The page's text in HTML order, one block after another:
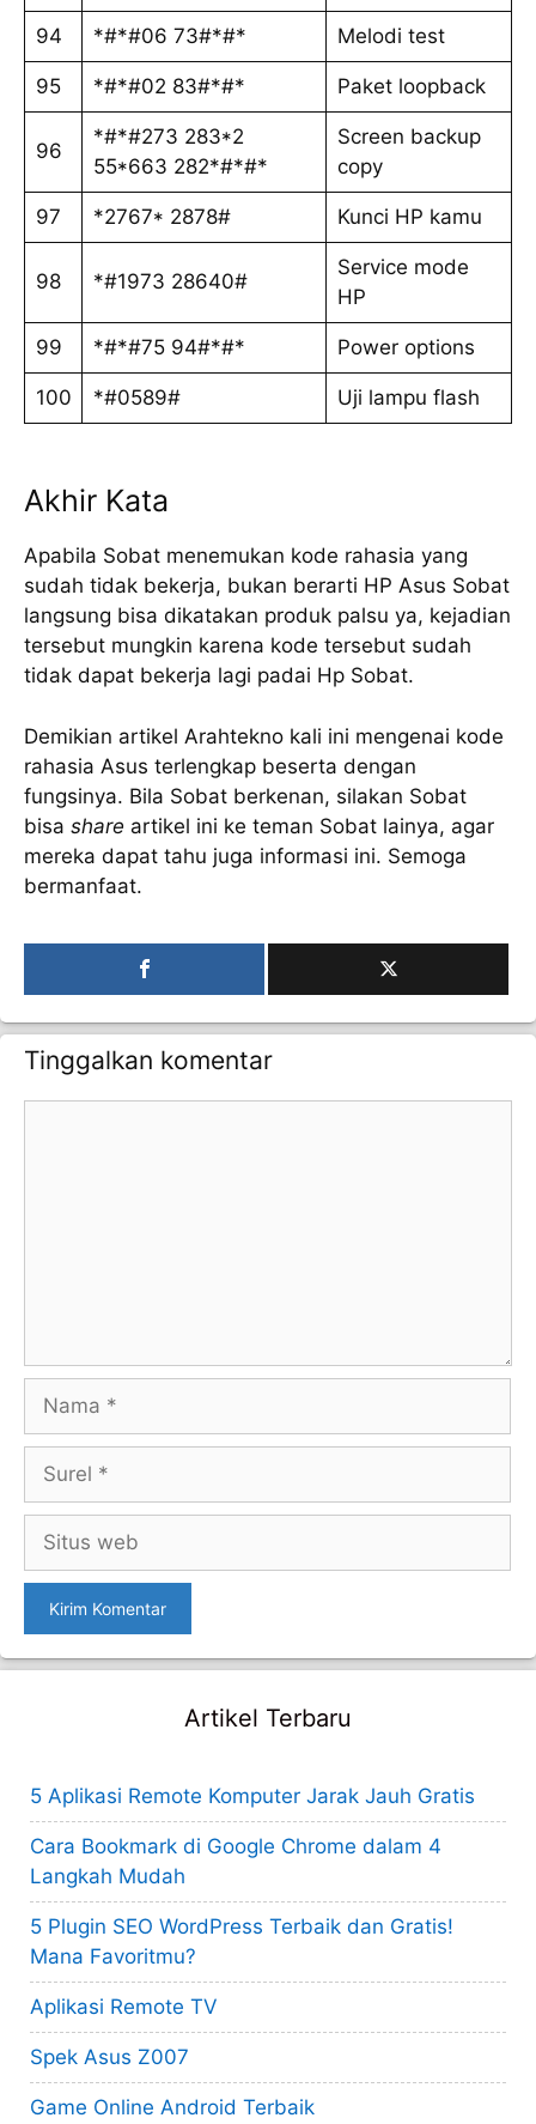
94 *#*#06 73#*#* Melodi test
95 *#*#02 83#*#* Paket loopback
96
*#*#273 283*2
55*663 282*#*#*
Screen backup
copy
97 *2767* 2878# Kunci HP kamu
98 *#1973 28640#
Service mode
HP
99 *#*#75 94#*#* Power options
100 *#0589# Uji lampu flash
Akhir Kata
Apabila Sobat menemukan kode rahasia yang
sudah tidak bekerja, bukan berarti HP Asus Sobat
langsung bisa dikatakan produk palsu ya, kejadian
tersebut mungkin karena kode tersebut sudah
tidak dapat bekerja lagi padai Hp Sobat.
Demikian artikel Arahtekno kali ini mengenai kode
rahasia Asus terlengkap beserta dengan
fungsinya. Bila Sobat berkenan, silakan Sobat
bisa share artikel ini ke teman Sobat lainya, agar
mereka dapat tahu juga informasi ini. Semoga
bermanfaat.
Tinggalkan komentar
Nama
Surel
Situs
web
Artikel Terbaru
5 Aplikasi Remote Komputer Jarak Jauh Gratis
Cara Bookmark di Google Chrome dalam 4
Langkah Mudah
5 Plugin SEO WordPress Terbaik dan Gratis!
Mana Favoritmu?
Aplikasi Remote TV
Spek Asus Z007
Game Online Android Terbaik